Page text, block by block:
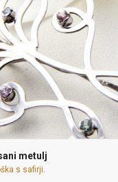
metulj
s safirji.